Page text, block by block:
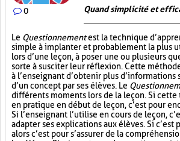
0 Quand simplicité et
Le Questionnementest la technique
simple à implanter et probablement la plus
lors d’une leçon, à poser une ou plusieurs
sorte à susciter leur réflexion. Cette
à l’enseignant d’obtenir plus d’informations
d’un concept par ses élèves. Le
différents moments lors de la leçon. Si cette
en pratique en début de leçon, c’est pour
Si l’enseignant l’utilise en cours de leçon,
adapter ses explications aux élèves. Si
alors c’est pour s’assurer de la